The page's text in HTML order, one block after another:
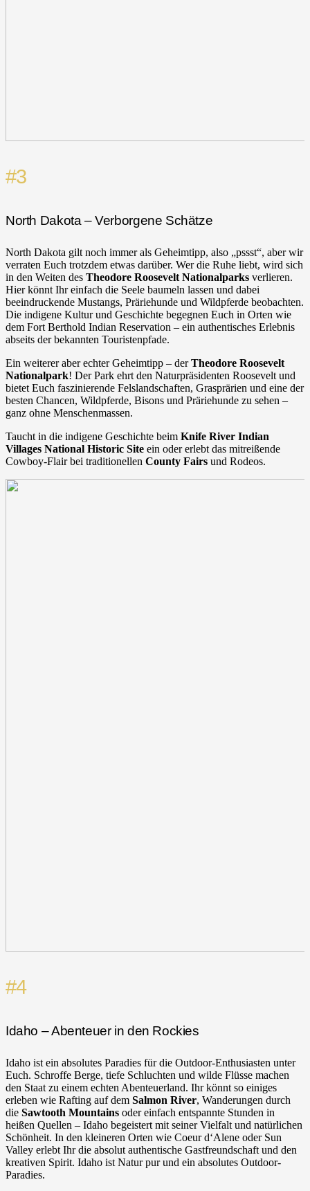
#3
North Dakota – Verborgene Schätze
North Dakota gilt noch immer als Geheimtipp, also „pssst“, aber wir
verraten Euch trotzdem etwas darüber. Wer die Ruhe liebt, wird sich
in den Weiten des Theodore Roosevelt Nationalparks verlieren.
Hier könnt Ihr einfach die Seele baumeln lassen und dabei
beeindruckende Mustangs, Präriehunde und Wildpferde beobachten.
Die indigene Kultur und Geschichte begegnen Euch in Orten wie
dem Fort Berthold Indian Reservation – ein authentisches Erlebnis
abseits der bekannten Touristenpfade.
Ein weiterer aber echter Geheimtipp – derTheodore Roosevelt
Nationalpark! Der Park ehrt den Naturpräsidenten Roosevelt und
bietet Euch faszinierende Felslandschaften, Grasprärien und eine der
besten Chancen, Wildpferde, Bisons und Präriehunde zu sehen –
ganz ohne Menschenmassen.
Taucht in die indigene Geschichte beim Knife River Indian
Villages National Historic Site ein oder erlebt das mitreißende
Cowboy-Flair bei traditionellen County Fairs und Rodeos.
#4
Idaho – Abenteuer in den Rockies
Idaho ist ein absolutes Paradies für die Outdoor-Enthusiasten unter
Euch. Schroffe Berge, tiefe Schluchten und wilde Flüsse machen
den Staat zu einem echten Abenteuerland. Ihr könnt so einiges
erleben wie Rafting auf dem Salmon River, Wanderungen durch
die Sawtooth Mountains oder einfach entspannte Stunden in
heißen Quellen – Idaho begeistert mit seiner Vielfalt und natürlichen
Schönheit. In den kleineren Orten wie Coeur d‘Alene oder Sun
Valley erlebt Ihr die absolut authentische Gastfreundschaft und den
kreativen Spirit. Idaho ist Natur pur und ein absolutes Outdoor-
Paradies.